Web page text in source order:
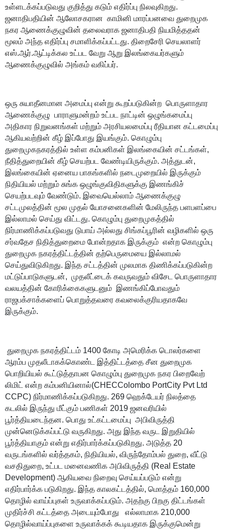
உள்ளடக்கப்படுவது குறித்து கடும் எதிர்ப்பு நிலவுகிறது.
ஜனாதிபதியின் ஆலோசகரான காமினி மாரப்பனவை துறைமுக
நகர ஆணைக்குழுவின் தலைவராக ஜனாதிபதி நியமித்ததன்
மூலம் அந்த எதிர்ப்பு சமாளிக்கப்பட்டது. திறைசேரி செயலாளர்
எஸ்.ஆர்.ஆட்டிக்கல உட்பட வேறு ஆறு இலங்கையர்களும்
ஆணைக்குழுவில் அங்கம் வகிப்பர்.
ஒரு சுயாதீனமான அமைப்பு என்று கூறப்படுகின்ற பொருளாதார
ஆணைக்குழு பாராளுமன்றம் உட்பட நாட்டின் ஒழுங்கமைப்பு
அதிகார நிறுவனங்கள் மற்றும் அரசியலமைப்பு ரீதியான கட்டமைப்பு
ஆகியவற்றின் கீழ் இப்போது இயங்கும். கொழும்பு
துறைமுகநகரத்தில் உள்ள கம்பனிகள் இலங்கையின் சட்டங்கள்,
நீதித்துறையின் கீழ் செயற்பட வேண்டியிருக்கும். அத்துடன்,
இலங்கையின் ஏனைய பாகங்களில் நடைமுறையில் இருக்கும்
நிதியியல் மற்றும் சுங்க ஒழுங்குவிதிகளுக்கு இணங்கிச்
செயற்படவும் வேண்டும். இவையெல்லாம் ஆணைக்குழு
சட்டமுலத்தின் மூல முதல் யோசனைகளின் மேலிருந்த பளபளப்பை
இல்லாமல் செய்து விட்டது. கொழும்பு துறைமுகத்தில்
நிர்மாணிக்கப்படுவது டுபாய் அல்லது சிங்கப்பூரின் வழிகளில் ஒரு
சர்வதேச நிதித்துறைமை போன்றதாக இருக்கும் என்ற கொழும்பு
துறைமுக நகரத்திட்டத்தின் தற்பெருமையை இல்லாமல்
செய்துவிடுகிறது. இந்த சட்டத்தின் முலமாக திணிக்கப்படுகின்ற
மட்டுப்பாடுகளுடன், முதலீட்டைக் கவருவதும் விசேட பொருளாதார
வலயத்தின் கோரிக்கைகளுடனும் இணங்கிப்போவதும்
ராஜபக்சாக்களைப் பொறுத்தவரை கவலைக்குரியதாகவே
இருக்கும்.
துறைமுக நகரத்திட்டம் 1400 கோடி அமெரிக்க டொலர்களை
ஆரம்ப முதலீடாகக்கொண்ட இத்திட்டத்தை சீன துறைமுக
பொறியியல் கூட்டுத்தாபன கொழும்பு துறைமுக நகர பிறைவேற்
லிமிட் என்ற கம்பனியினால்(CHECColombo PortCity Pvt Ltd
CCPC) நிர்மாணிக்கப்படுகிறது. 269 ஹெக்டேயர் நிலத்தை
கடலில் இருந்து மீட்கும் பணிகள் 2019 ஜனவரியில்
பூர்த்தியடைந்தன. பொது உட்கட்டமைப்பு அபிவிருத்தி
முன்னெடுக்கப்பட்டு வருகிறது. அது இந்த வருட இறுதியில்
பூர்த்தியாகும் என்று எதிர்பார்க்கப்படுகிறது. அடுத்த 20
வருடங்களில் வர்த்தகம், நிதியியல், விருந்தோம்பல் துறை, வீட்டு
வசதிதுறை, உட்பட மனைவணிக அபிவிருத்தி (Real Estate
Development) ஆகியவை நிறைவு செய்யப்படும் என்று
எதிர்பார்க்க படுகிறது. இந்த காலகட்டத்தில், மொத்தம் 160,000
தொழில் வாய்ப்புகள் உருவாக்கப்படும். அதற்கு பிறகு திட்டங்கள்
முதிர்ச்சி கட்டத்தை அடையும்போது எல்லாமாக 210,000
தொழில்வாய்ப்புகளை உருவாக்கக் கூடியதாக இருக்குமென்று